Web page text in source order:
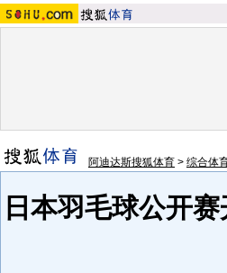
阿迪达斯搜狐体育 > 综合体
日本羽毛球公开